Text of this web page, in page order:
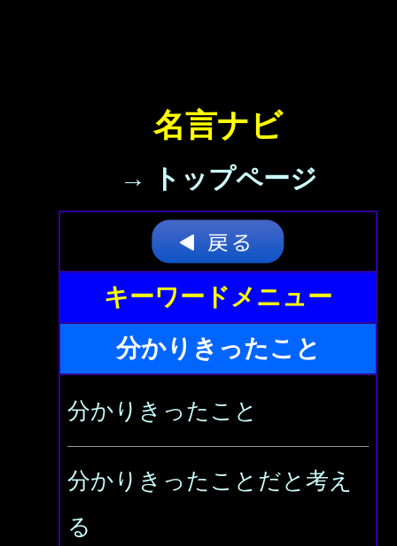
名言ナビ
→ トップページ
キーワードメニュー
分かりきったこと
分かりきったこと
分かりきったことだと考え
る